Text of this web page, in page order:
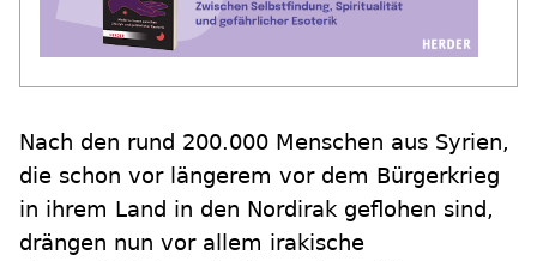
Nach den rund 200.000 Menschen aus Syrien,
die schon vor längerem vor dem Bürgerkrieg
in ihrem Land in den Nordirak geflohen sind,
drängen nun vor allem irakische